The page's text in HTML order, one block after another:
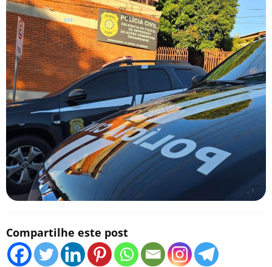
Compartilhe este post